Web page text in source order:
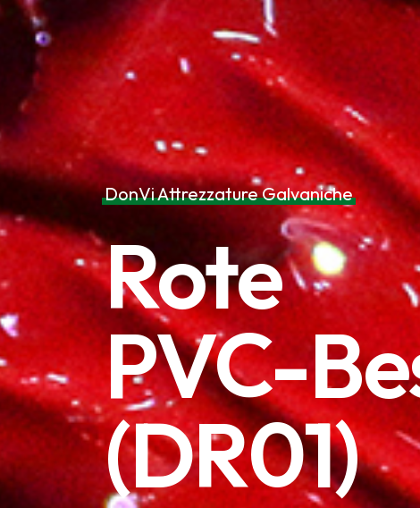
DonVi Attrezzature Galvaniche
Rote
PVC-
(DR01)
donvi@donvi.it